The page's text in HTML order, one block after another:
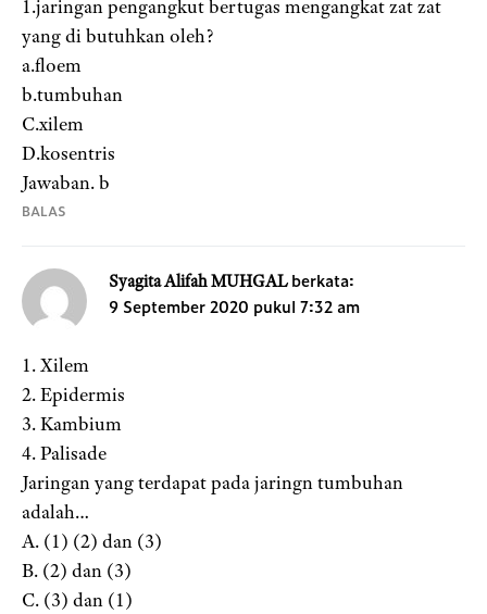
1.jaringan pengangkut bertugas mengangkat zat zat
yang di butuhkan oleh?
a.floem
b.tumbuhan
C.xilem
D.kosentris
Jawaban. b
BALAS
Syagita Alifah MUHGAL berkata:
9 September 2020 pukul 7:32 am
1. Xilem
2. Epidermis
3. Kambium
4. Palisade
Jaringan yang terdapat pada jaringn tumbuhan
adalah…
A. (1) (2) dan (3)
B. (2) dan (3)
C. (3) dan (1)